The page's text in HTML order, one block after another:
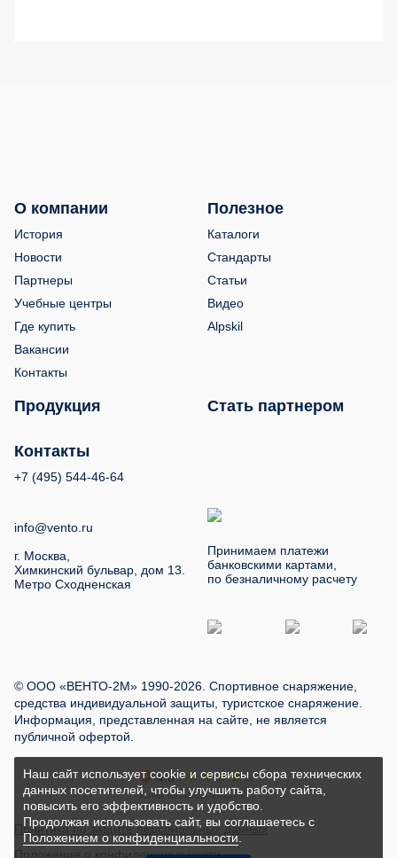
О компании
История
Новости
Партнеры
Учебные центры
Где купить
Вакансии
Контакты
Полезное
Каталоги
Стандарты
Статьи
Видео
Alpskil
Продукция Стать партнером
Контакты
+7 (495) 544-46-64
info@vento.ru
г. Москва,
Химкинский бульвар, дом 13.
Метро Сходненская
Принимаем платежи
банковскими картами,
по безналичному расчету
© ООО «ВЕНТО-2М» 1990-2026. Спортивное снаряжение,
средства индивидуальной защиты, туристское снаряжение.
Информация, представленная на сайте, не является
публичной офертой.
Политика по защите персональных данных
Положение о конфиденциальности
Наш сайт использует cookie и сервисы сбора технических
данных посетителей, чтобы улучшить работу сайта,
повысить его эффективность и удобство.
Продолжая использовать сайт, вы соглашаетесь с
Положением о конфиденциальности.